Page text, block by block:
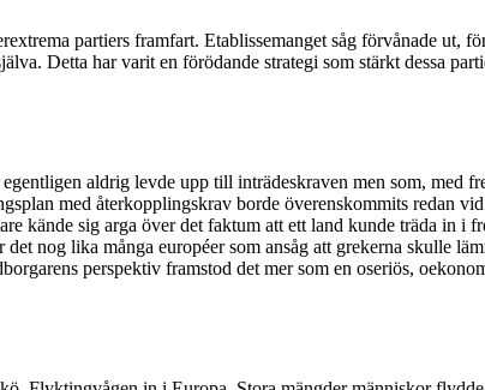
partiers framfart. Etablissemanget såg förvånade ut,
Detta har varit en förödande strategi som stärkt dessa
aldrig levde upp till inträdeskraven men som, med
med återkopplingskrav borde överenskommits redan
kände sig arga över det faktum att ett land kunde träda in
nog lika många européer som ansåg att grekerna skulle
perspektiv framstod det mer som en oseriös,